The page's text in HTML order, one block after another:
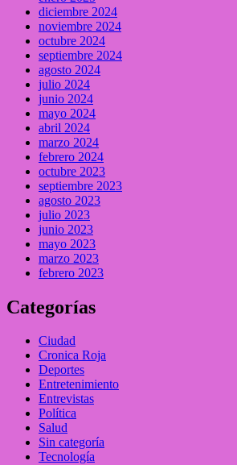
diciembre 2024
noviembre 2024
octubre 2024
septiembre 2024
agosto 2024
julio 2024
junio 2024
mayo 2024
abril 2024
marzo 2024
febrero 2024
octubre 2023
septiembre 2023
agosto 2023
julio 2023
junio 2023
mayo 2023
marzo 2023
febrero 2023
Categorías
Ciudad
Cronica Roja
Deportes
Entretenimiento
Entrevistas
Política
Salud
Sin categoría
Tecnología